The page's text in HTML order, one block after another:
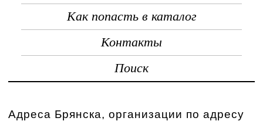
Как попасть в каталог
Контакты
Поиск
Адреса Брянска, организации по адресу